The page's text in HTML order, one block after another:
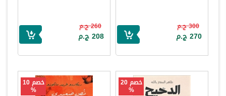
300 ج.م
270 ج.م
260 ج.م
208 ج.م
خصم 20
%
خصم 10
%